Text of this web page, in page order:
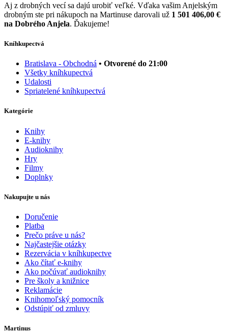
Aj z drobných vecí sa dajú urobiť veľké. Vďaka vašim Anjelským
drobným ste pri nákupoch na Martinuse darovali už 1 501 406,00 €
na Dobrého Anjela. Ďakujeme!
Kníhkupectvá
Bratislava - Obchodná • Otvorené do 21:00
Všetky kníhkupectvá
Udalosti
Spriatelené kníhkupectvá
Kategórie
Knihy
E-knihy
Audioknihy
Hry
Filmy
Doplnky
Nakupujte u nás
Doručenie
Platba
Prečo práve u nás?
Najčastejšie otázky
Rezervácia v kníhkupectve
Ako čítať e-knihy
Ako počúvať audioknihy
Pre školy a knižnice
Reklamácie
Knihomoľský pomocník
Odstúpiť od zmluvy
Martinus